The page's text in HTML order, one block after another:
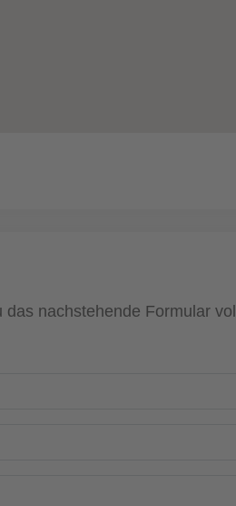
das nachstehende Formular